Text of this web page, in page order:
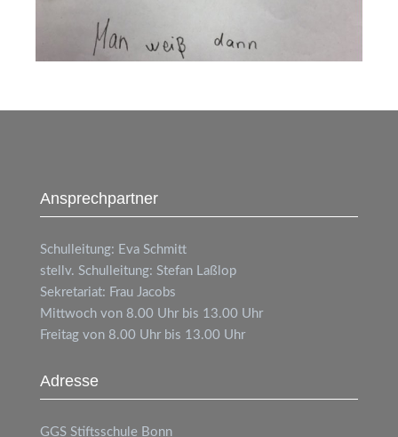
Ansprechpartner
Schulleitung: Eva Schmitt
stellv. Schulleitung: Stefan Laßlop
Sekretariat: Frau Jacobs
Mittwoch von 8.00 Uhr bis 13.00 Uhr
Freitag von 8.00 Uhr bis 13.00 Uhr
Adresse
GGS Stiftsschule Bonn